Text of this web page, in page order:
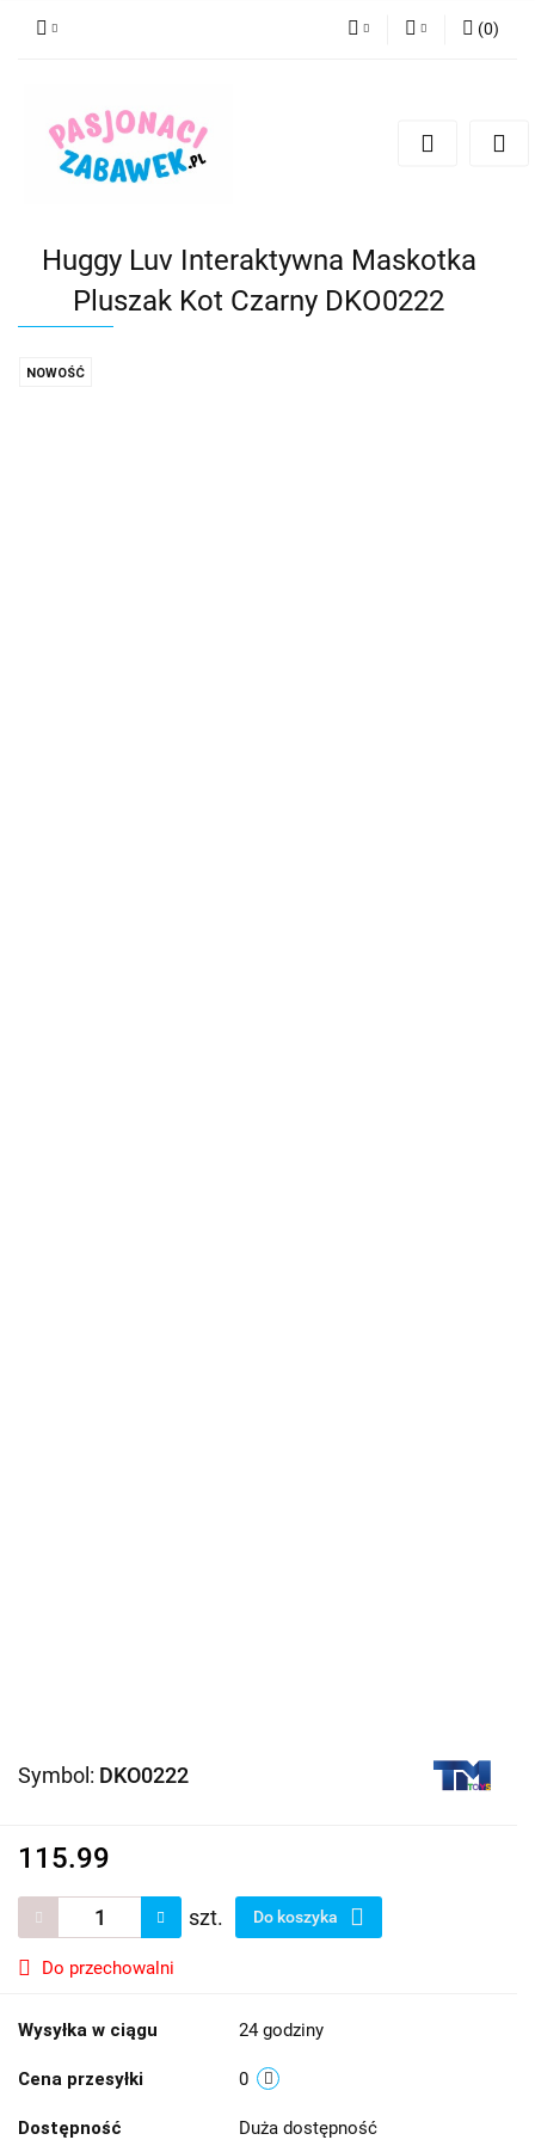
(0)
Huggy Luv Interaktywna Maskotka
Pluszak Kot Czarny DKO0222
NOWOŚĆ
Symbol: DKO0222
115.99
szt. Do koszyka
Do przechowalni
Wysyłka w ciągu 24 godziny
Cena przesyłki 0
Dostępność Duża dostępność